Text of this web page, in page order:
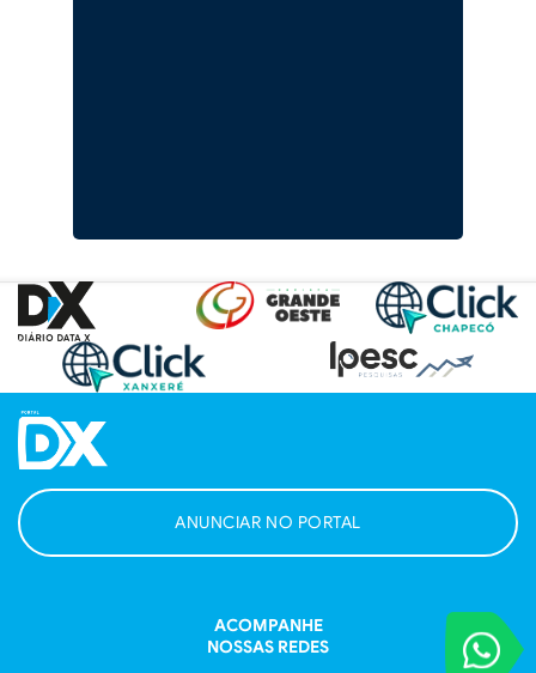
VOCÊ
Entre em
ANUNCIAR NO PORTAL
ACOMPANHE
NOSSAS REDES